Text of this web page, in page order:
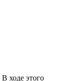
ходе этого